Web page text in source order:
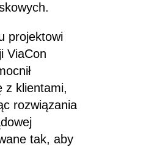
projektowi
ViaCon
z klientami,
rozwiązania
tak, aby